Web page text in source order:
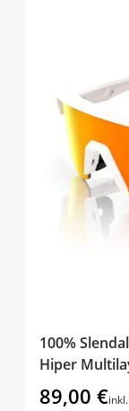
100%
Hiper
89,00 €